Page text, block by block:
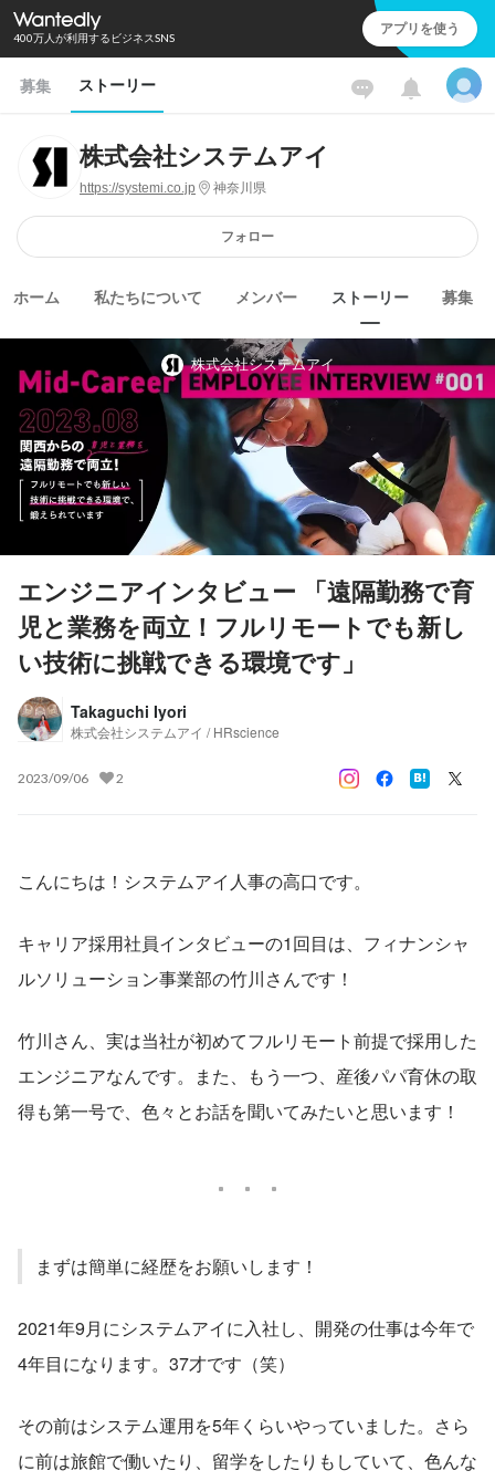
400万人が利用するビジネスSNS アプリを使う
募集 ストーリー
株式会社システムアイ
https://systemi.co.jp 神奈川県
フォロー
ホーム 私たちについて メンバー ストーリー 募集
株式会社システムアイ
エンジニアインタビュー 「遠隔勤務で育
児と業務を両立！フルリモートでも新し
い技術に挑戦できる環境です」
Takaguchi Iyori
株式会社システムアイ / HRscience
2023/09/06 2
こんにちは！システムアイ人事の高口です。
キャリア採用社員インタビューの1回目は、フィナンシャ
ルソリューション事業部の竹川さんです！
竹川さん、実は当社が初めてフルリモート前提で採用した
エンジニアなんです。また、もう一つ、産後パパ育休の取
得も第一号で、色々とお話を聞いてみたいと思います！
まずは簡単に経歴をお願いします！
2021年9月にシステムアイに入社し、開発の仕事は今年で
4年目になります。37才です（笑）
その前はシステム運用を5年くらいやっていました。さら
に前は旅館で働いたり、留学をしたりもしていて、色んな